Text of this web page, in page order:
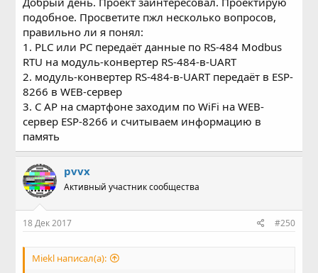
подобное. Просветите пжл несколько вопросов,
правильно ли я понял:
1. PLC или PC передаёт данные по RS-484 Modbus
RTU на модуль-конвертер RS-484-в-UART
2. модуль-конвертер RS-484-в-UART передаёт в ESP-
8266 в WEB-сервер
3. С AP на смартфоне заходим по WiFi на WEB-
сервер ESP-8266 и считываем информацию в
память
pvvx
Активный участник сообщества
18 Дек 2017 #250
Miekl написал(а):